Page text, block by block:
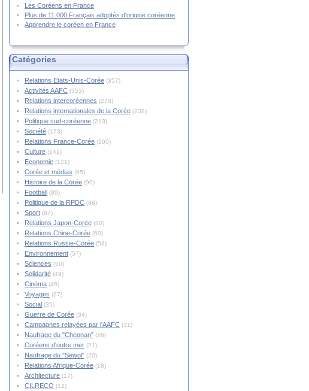
Les Coréens en France
Plus de 11.000 Français adoptés d'origine coréenne
Apprendre le coréen en France
Catégories
Relations Etats-Unis-Corée (357)
Activités AAFC (353)
Relations intercoréennes (278)
Relations internationales de la Corée (238)
Politique sud-coréenne (213)
Société (173)
Relations France-Corée (160)
Culture (141)
Economie (121)
Corée et médias (95)
Histoire de la Corée (90)
Football (89)
Politique de la RPDC (88)
Sport (87)
Relations Japon-Corée (80)
Relations Chine-Corée (60)
Relations Russie-Corée (58)
Environnement (57)
Sciences (50)
Solidarité (49)
Cinéma (46)
Voyages (37)
Social (35)
Guerre de Corée (34)
Campagnes relayées par l'AAFC (31)
Naufrage du "Cheonan" (26)
Coréens d'outre mer (21)
Naufrage du "Sewol" (20)
Relations Afrique-Corée (18)
Architecture (17)
CILRECO (12)